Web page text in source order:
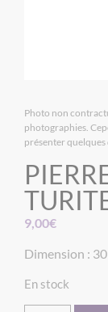
Photo non
photographies.
présenter
9,00€
Dimension :
En stock